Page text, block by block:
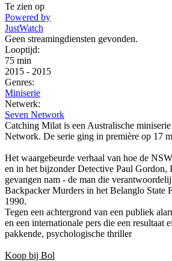
Te zien op
Powered by
JustWatch
Geen streamingdiensten gevonden.
Looptijd:
75 min
2015 - 2015
Genres:
Miniserie
Netwerk:
Seven Network
Catching Milat is een Australische
Network. De serie ging in première op 17
Het waargebeurde verhaal van hoe de
en in het bijzonder Detective Paul Gordon,
gevangen nam - de man die
Backpacker Murders in het Belanglo State
1990.
Tegen een achtergrond van een publiek
en een internationale pers die een resultaat
pakkende, psychologische thriller
Koop bij Bol